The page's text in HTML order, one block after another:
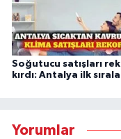
Soğutucu satışları
kırdı: Antalya ilk
Yorumlar